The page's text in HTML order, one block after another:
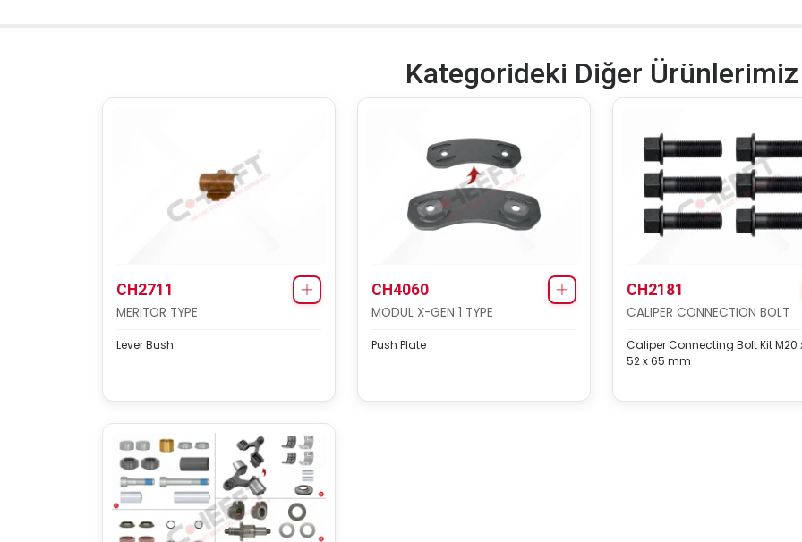
Kategorideki Diğer Ürünlerimiz
CH2711
MERITOR TYPE
Lever Bush
CH4060
MODUL X-GEN 1 TYPE
Push Plate
CH2181
CALIPER CONNECTION BOLT
Caliper Connecting Bolt Kit M20
52 x 65 mm